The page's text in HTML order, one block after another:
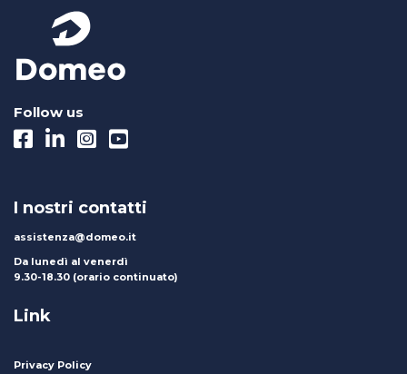
Follow us
I nostri contatti
assistenza@domeo.it
Da lunedì al venerdì
9.30-18.30 (orario continuato)
Link
Privacy Policy